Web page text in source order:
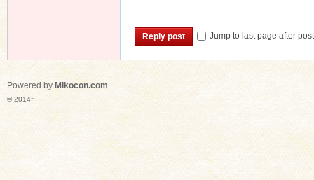
Reply post Jump to last page after
Powered by Mikocon.com
© 2014~